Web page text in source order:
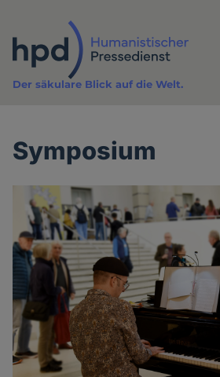
Inhalt
Der säkulare Blick auf die Welt.
Symposium